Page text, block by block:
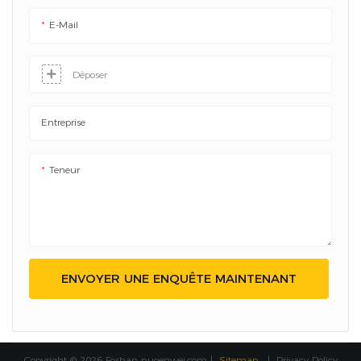
E-Mail
Déposer
Entreprise
Teneur
ENVOYER UNE ENQUÊTE MAINTENANT